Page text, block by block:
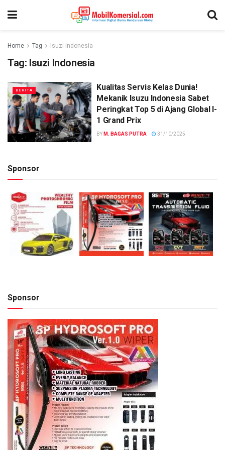
Home Tag Isuzi Indonesia
Tag: Isuzi Indonesia
BERITA
Kualitas Servis Kelas Dunia!
Mekanik Isuzu Indonesia Sabet
Peringkat Top 5 di Ajang Global I-
1 Grand Prix
BY M. BAGAS PUTRA 31/10/2025
Sponsor
Sponsor